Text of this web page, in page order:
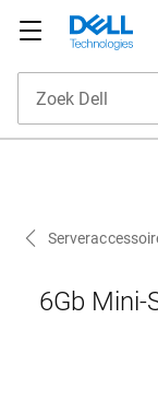
6Gb Mini-